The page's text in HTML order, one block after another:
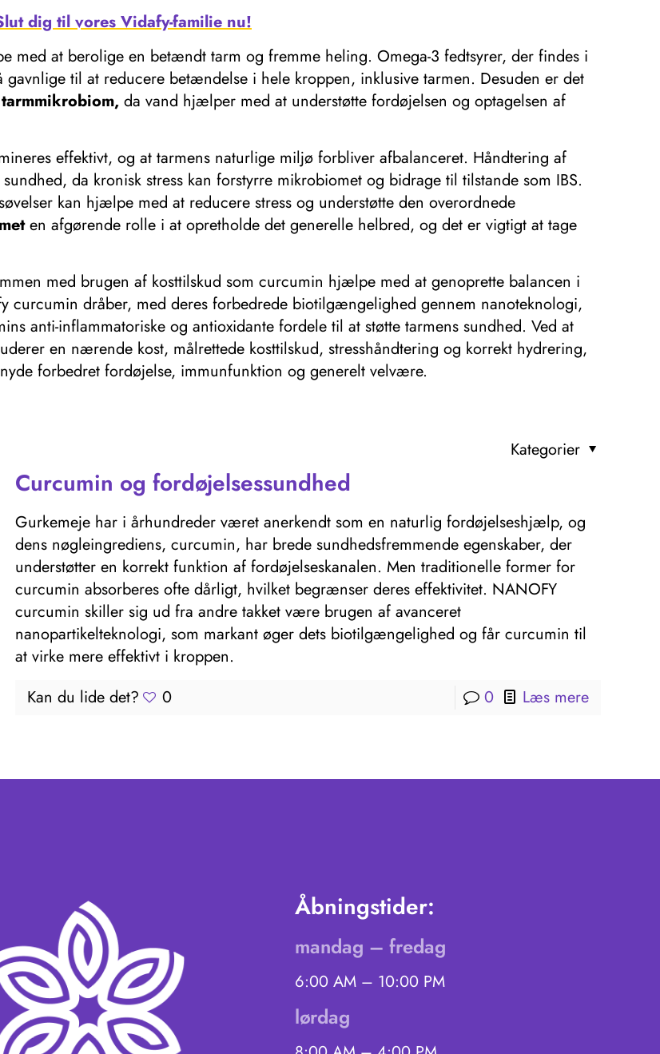
dig til vores Vidafy-familie nu!
med at berolige en betændt tarm og fremme heling. Omega-3 fedtsyrer, der findes i
til at reducere betændelse i hele kroppen, inklusive tarmen. Desuden er det
tarmmikrobiom, da vand hjælper med at understøtte fordøjelsen og optagelsen af ​​
effektivt, og at tarmens naturlige miljø forbliver afbalanceret. Håndtering af
da kronisk stress kan forstyrre mikrobiomet og bidrage til tilstande som IBS.
kan hjælpe med at reducere stress og understøtte den overordnede
en afgørende rolle i at opretholde det generelle helbred, og det er vigtigt at tage
med brugen af ​​kosttilskud som curcumin hjælpe med at genoprette balancen i
curcumin dråber, med deres forbedrede biotilgængelighed gennem nanoteknologi,
anti-inflammatoriske og antioxidante fordele til at støtte tarmens sundhed. Ved at
en nærende kost, målrettede kosttilskud, stresshåndtering og korrekt hydrering,
forbedret fordøjelse, immunfunktion og generelt velvære.
Kategorier
Curcumin og fordøjelsessundhed
Gurkemeje har i århundreder været anerkendt som en naturlig fordøjelseshjælp, og
dens nøgleingrediens, curcumin, har brede sundhedsfremmende egenskaber, der
understøtter en korrekt funktion af fordøjelseskanalen. Men traditionelle former for
curcumin absorberes ofte dårligt, hvilket begrænser deres effektivitet. NANOFY
curcumin skiller sig ud fra andre takket være brugen af ​​avanceret
nanopartikelteknologi, som markant øger dets biotilgængelighed og får curcumin til
at virke mere effektivt i kroppen.
Kan du lide det?
0 0 Læs mere
Åbningstider:
mandag – fredag
6:00 AM – 10:00 PM
lørdag